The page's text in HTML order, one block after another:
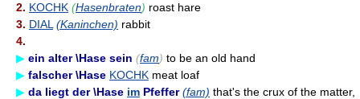
2. KOCHK (Hasenbraten) roast hare
3. DIAL (Kaninchen) rabbit
4.
▶ ein alter \Hase sein (fam) to be an old hand
▶ falscher \Hase KOCHK meat loaf
▶ da liegt der \Hase im Pfeffer (fam) that's the crux of the matter,